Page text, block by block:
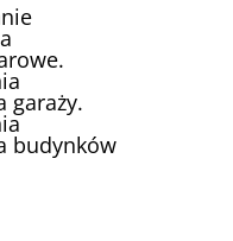
garaży.
budynków